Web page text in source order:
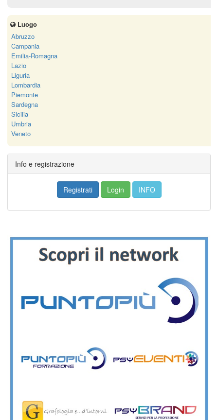
Luogo
Abruzzo
Campania
Emilia-Romagna
Lazio
Liguria
Lombardia
Piemonte
Sardegna
Sicilia
Umbria
Veneto
Info e registrazione
Registrati Login INFO